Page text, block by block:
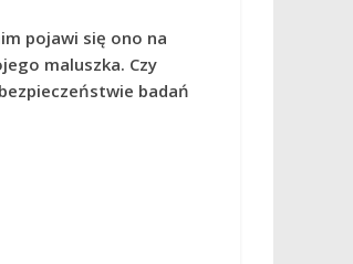
pojawi się ono na
maluszka. Czy
badań